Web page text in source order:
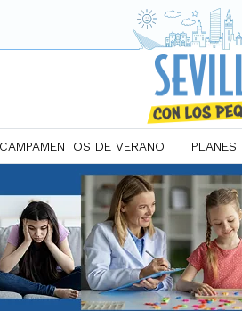
CAMPAMENTOS DE VERANO PLANES